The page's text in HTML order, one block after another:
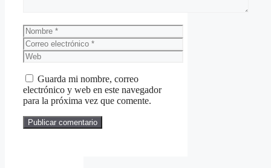
Nombre
Correo
electrónico
Web
Guarda mi nombre, correo
electrónico y web en este navegador
para la próxima vez que comente.